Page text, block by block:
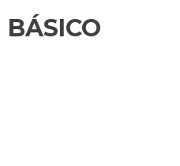
BÁSICO